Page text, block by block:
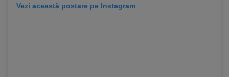
Vezi această postare pe Instagram